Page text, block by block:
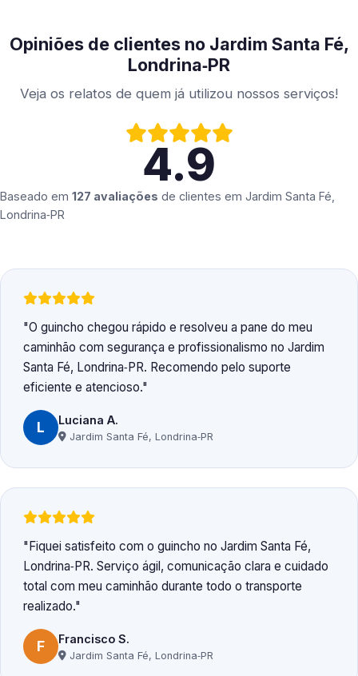
Opiniões de clientes no Jardim Santa Fé,
Londrina‑PR
Veja os relatos de quem já utilizou nossos serviços!
4.9
Baseado em 127 avaliações de clientes em Jardim Santa Fé,
Londrina‑PR
O guincho chegou rápido e resolveu a pane do meu
caminhão com segurança e profissionalismo no Jardim
Santa Fé, Londrina‑PR. Recomendo pelo suporte
eficiente e atencioso.
L Luciana A.
Jardim Santa Fé, Londrina‑PR
Fiquei satisfeito com o guincho no Jardim Santa Fé,
Londrina‑PR. Serviço ágil, comunicação clara e cuidado
total com meu caminhão durante todo o transporte
realizado.
F Francisco S.
Jardim Santa Fé, Londrina‑PR